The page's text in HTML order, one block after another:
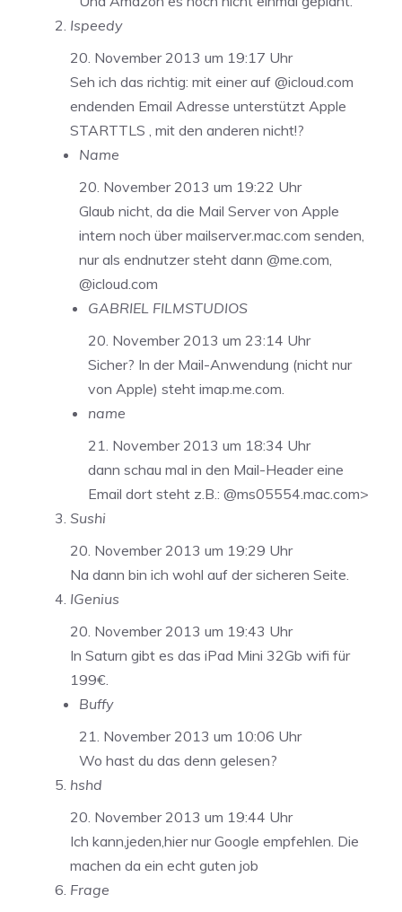
Ispeedy
20. November 2013 um 19:17 Uhr
Seh ich das richtig: mit einer auf @icloud.com
endenden Email Adresse unterstützt Apple
STARTTLS , mit den anderen nicht!?
Name
20. November 2013 um 19:22 Uhr
Glaub nicht, da die Mail Server von Apple
intern noch über mailserver.mac.com senden,
nur als endnutzer steht dann @me.com,
@icloud.com
GABRIEL FILMSTUDIOS
20. November 2013 um 23:14 Uhr
Sicher? In der Mail-Anwendung (nicht nur
von Apple) steht imap.me.com.
name
21. November 2013 um 18:34 Uhr
dann schau mal in den Mail-Header eine
Email dort steht z.B.: @ms05554.mac.com>
Sushi
20. November 2013 um 19:29 Uhr
Na dann bin ich wohl auf der sicheren Seite.
IGenius
20. November 2013 um 19:43 Uhr
In Saturn gibt es das iPad Mini 32Gb wifi für
199€.
Buffy
21. November 2013 um 10:06 Uhr
Wo hast du das denn gelesen?
hshd
20. November 2013 um 19:44 Uhr
Ich kann,jeden,hier nur Google empfehlen. Die
machen da ein echt guten job
Frage